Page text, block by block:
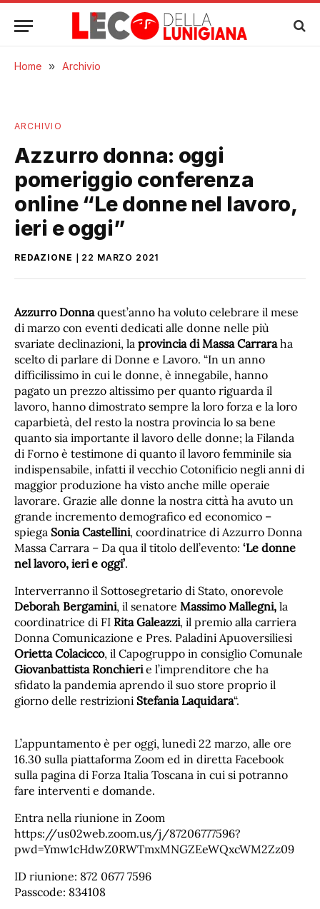
Home » Archivio
ARCHIVIO
Azzurro donna: oggi
pomeriggio conferenza
online “Le donne nel lavoro,
ieri e oggi”
REDAZIONE 22 MARZO 2021
Azzurro Donnaquest’anno ha voluto celebrare il mese
di marzo con eventi dedicati alle donne nelle più
svariate declinazioni, la provincia di Massa Carraraha
scelto di parlare di Donne e Lavoro. “In un anno
difficilissimo in cui le donne, è innegabile, hanno
pagato un prezzo altissimo per quanto riguarda il
lavoro, hanno dimostrato sempre la loro forza e la loro
caparbietà, del resto la nostra provincia lo sa bene
quanto sia importante il lavoro delle donne; la Filanda
di Forno è testimone di quanto il lavoro femminile sia
indispensabile, infatti il vecchio Cotonificio negli anni di
maggior produzione ha visto anche mille operaie
lavorare. Grazie alle donne la nostra città ha avuto un
grande incremento demografico ed economico –
spiega Sonia Castellini, coordinatrice di Azzurro Donna
Massa Carrara – Da qua il titolo dell’evento: ‘Le donne
nel lavoro, ieri e oggi’.
Interverranno il Sottosegretario di Stato, onorevole
Deborah Bergamini, il senatore Massimo Mallegni, la
coordinatrice di FI Rita Galeazzi, il premio alla carriera
Donna Comunicazione e Pres. Paladini Apuoversiliesi
Orietta Colacicco, il Capogruppo in consiglio Comunale
Giovanbattista Ronchierie l’imprenditore che ha
sfidato la pandemia aprendo il suo store proprio il
giorno delle restrizioni Stefania Laquidara“.
L’appuntamento è per oggi, lunedì 22 marzo, alle ore
16.30 sulla piattaforma Zoom ed in diretta Facebook
sulla pagina di Forza Italia Toscana in cui si potranno
fare interventi e domande.
Entra nella riunione in Zoom
https://us02web.zoom.us/j/87206777596?
pwd=Ymw1cHdwZ0RWTmxMNGZEeWQxcWM2Zz09
ID riunione: 872 0677 7596
Passcode: 834108